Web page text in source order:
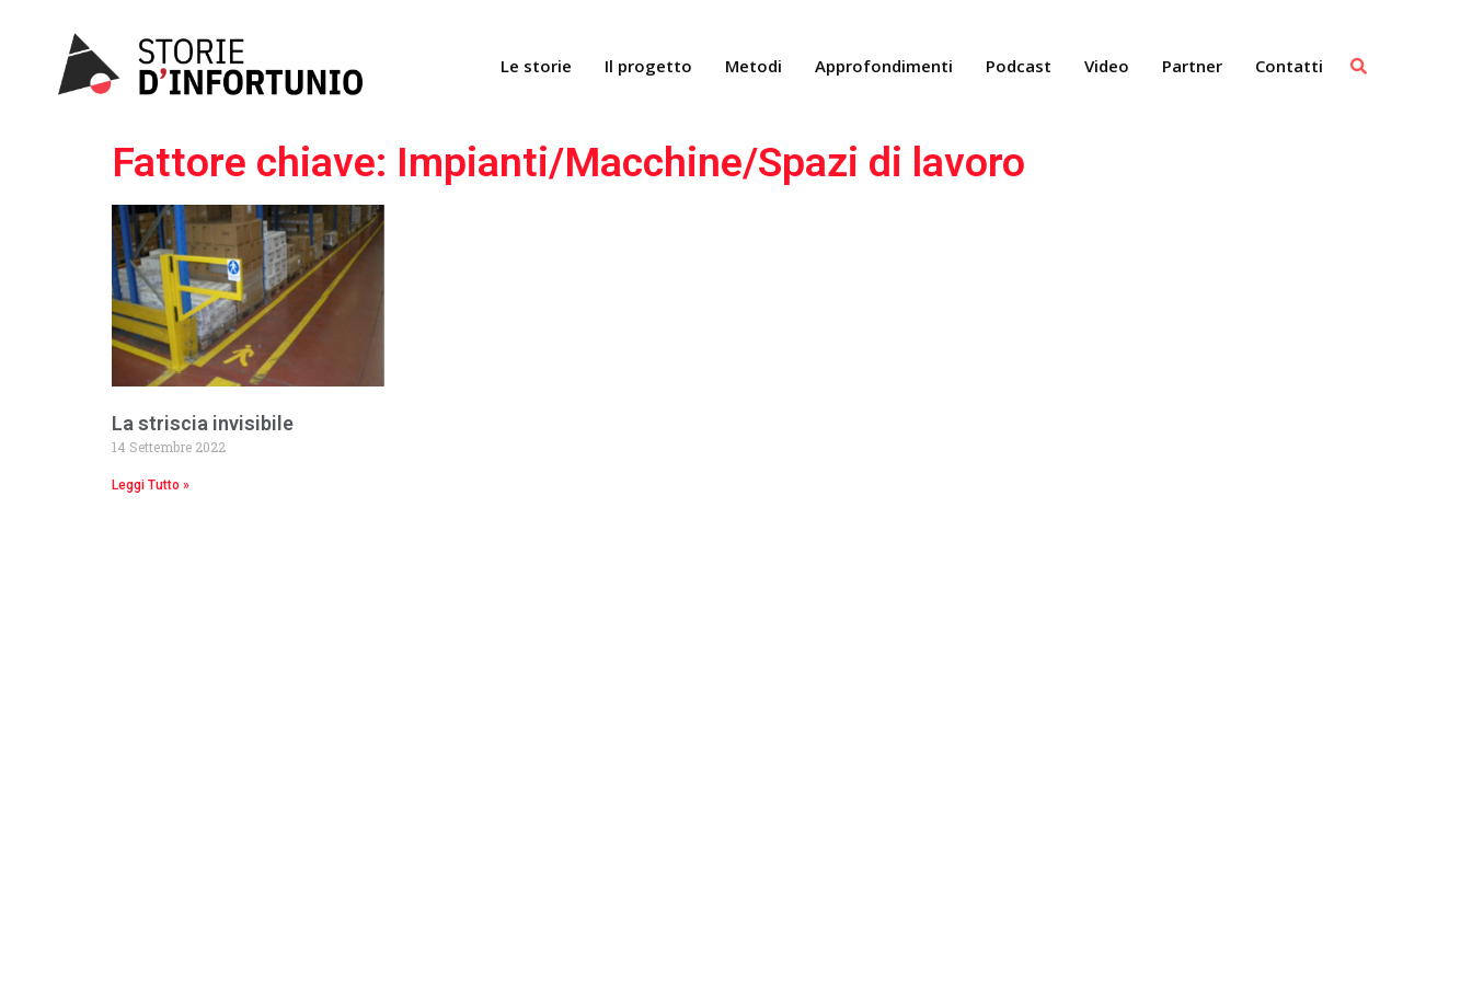
Le storie Il progetto Metodi Approfondimenti Podcast Video Partner Contatti
Fattore chiave: Impianti/Macchine/Spazi di lavoro
La striscia invisibile
14 Settembre 2022
Leggi Tutto »